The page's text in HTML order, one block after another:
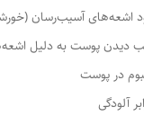
اشعه‌های آسیب‌رسان
دیدن پوست به دلیل
در پوست
آلودگی